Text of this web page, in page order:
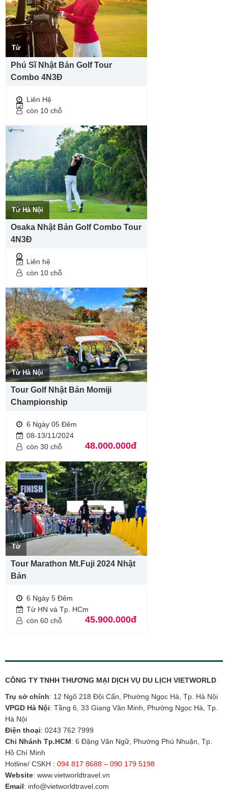
Từ
Phú Sĩ Nhật Bản Golf Tour
Combo 4N3Đ
Liên Hệ
còn 10 chỗ
Từ Hà Nội
Osaka Nhật Bản Golf Combo Tour
4N3Đ
Liên hệ
còn 10 chỗ
Từ Hà Nội
Tour Golf Nhật Bản Momiji
Championship
6 Ngày 05 Đêm
08-13/11/2024
còn 30 chỗ
48.000.000đ
Từ
Tour Marathon Mt.Fuji 2024 Nhật
Bản
6 Ngày 5 Đêm
Từ HN và Tp. HCm
còn 60 chỗ
45.900.000đ
CÔNG TY TNHH THƯƠNG MẠI DỊCH VỤ DU LỊCH VIETWORLD
Trụ sở chính: 12 Ngõ 218 Đội Cấn, Phường Ngọc Hà, Tp. Hà Nội
VPGD Hà Nội: Tầng 6, 33 Giang Văn Minh, Phường Ngọc Hà, Tp.
Hà Nội
Điện thoại: 0243 762 7999
Chi Nhánh Tp.HCM: 6 Đặng Văn Ngữ, Phường Phú Nhuận, Tp.
Hồ Chí Minh
Hotline/ CSKH : 094 817 8688 – 090 179 5198
Website: www.vietworldtravel.vn
Email: info@vietworldtravel.com